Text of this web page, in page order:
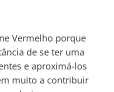
Vermelho porque
de se ter uma
e aproximá-los
muito a contribuir